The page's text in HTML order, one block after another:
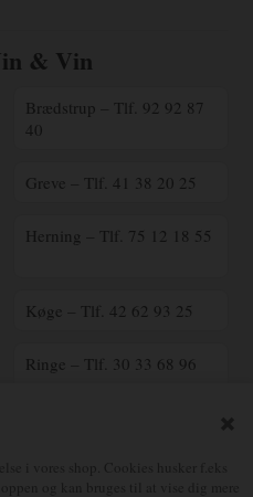
& Vin
Brædstrup – Tlf. 92 92 87
40
Greve – Tlf. 41 38 20 25
Herning – Tlf. 75 12 18 55
Køge – Tlf. 42 62 93 25
Ringe – Tlf. 30 33 68 96